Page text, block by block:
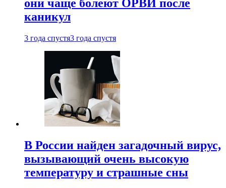
они чаще болеют ОРВИ после
каникул
3 года спустя3 года спустя
В России найден загадочный вирус,
вызывающий очень высокую
температуру и страшные сны